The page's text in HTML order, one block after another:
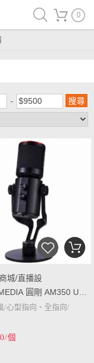
0
城/直播設
圓剛 AM350 USB
風 (
/心型指向、全指向/
20kHz/取樣頻
個